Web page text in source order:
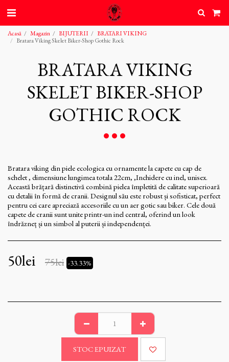
Acasă Magazin BIJUTERII
BRATARI VIKING
Bratara Viking Skelet Biker-Shop Gothic Rock
BRATARA VIKING
SKELET BIKER-SHOP
GOTHIC ROCK
Bratara viking din piele ecologica cu ornamente la capete cu cap de
schelet , dimensiune lungimea totala 22cm, ,Inchidere cu inel, unisex.
Această brățară distinctivă combină pielea împletită de calitate superioară
cu detalii în formă de cranii. Designul său este robust și sofisticat, perfect
pentru cei care apreciază accesoriile cu un aer gotic sau biker. Cele două
capete de cranii sunt unite printr-un inel central, oferind un look
îndrăzneț și un simbol al puterii și independenței.
50lei 75lei -33.33%
STOC EPUIZAT